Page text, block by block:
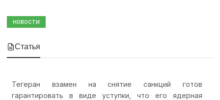
НОВОСТИ
Статья
Тегеран взамен на снятие санкций готов
гарантировать в виде уступки, что его ядерная